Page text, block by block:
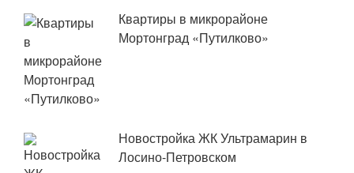
Квартиры в микрорайоне
Мортонград «Путилково»
Новостройка ЖК Ультрамарин в
Лосино-Петровском